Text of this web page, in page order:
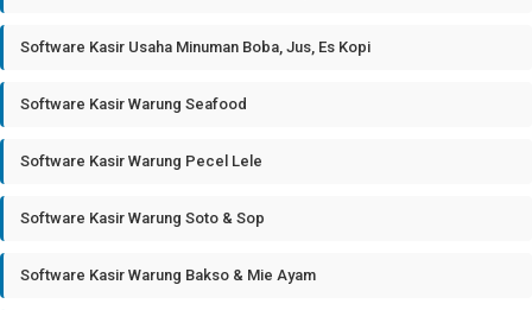
Software Kasir Usaha Minuman Boba, Jus, Es Kopi
Software Kasir Warung Seafood
Software Kasir Warung Pecel Lele
Software Kasir Warung Soto & Sop
Software Kasir Warung Bakso & Mie Ayam